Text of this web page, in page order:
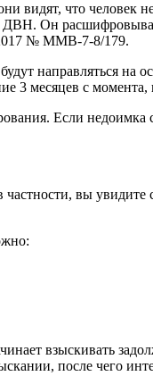
видят, что человек
ДВН. Он
№ ММВ-7-8/179.
направляться на
3 месяцев с
Если недоимка
вы увидите
взыскивать
после чего